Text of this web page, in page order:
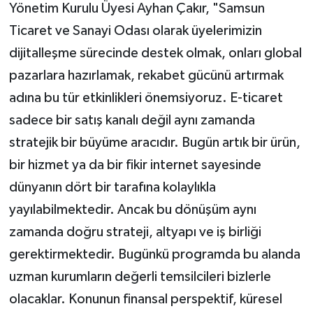
Yönetim Kurulu Üyesi Ayhan Çakır, "Samsun
Ticaret ve Sanayi Odası olarak üyelerimizin
dijitalleşme sürecinde destek olmak, onları global
pazarlara hazırlamak, rekabet gücünü artırmak
adına bu tür etkinlikleri önemsiyoruz. E-ticaret
sadece bir satış kanalı değil aynı zamanda
stratejik bir büyüme aracıdır. Bugün artık bir ürün,
bir hizmet ya da bir fikir internet sayesinde
dünyanın dört bir tarafına kolaylıkla
yayılabilmektedir. Ancak bu dönüşüm aynı
zamanda doğru strateji, altyapı ve iş birliği
gerektirmektedir. Bugünkü programda bu alanda
uzman kurumların değerli temsilcileri bizlerle
olacaklar. Konunun finansal perspektif, küresel